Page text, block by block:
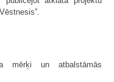
mērķi un atbalstāmās